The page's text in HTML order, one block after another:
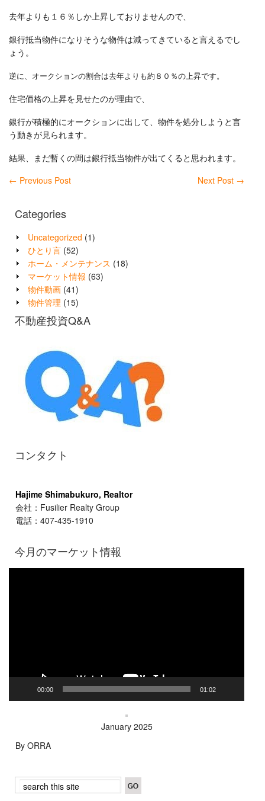
去年よりも１６％しか上昇しておりませんので、
銀行抵当物件になりそうな物件は減ってきていると言えるでし
ょう。
逆に、オークションの割合は去年よりも約８０％の上昇です。
住宅価格の上昇を見せたのが理由で、
銀行が積極的にオークションに出して、物件を処分しようと言
う動きが見られます。
結果、まだ暫くの間は銀行抵当物件が出てくると思われます。
← Previous Post Next Post →
Categories
Uncategorized (1)
ひとり言 (52)
ホーム・メンテナンス (18)
マーケット情報 (63)
物件動画 (41)
物件管理 (15)
不動産投資Q&A
コンタクト
Hajime Shimabukuro, Realtor
会社：Fusilier Realty Group
電話：407-435-1910
今月のマーケット情報
00:00 01:02
January 2025
By ORRA